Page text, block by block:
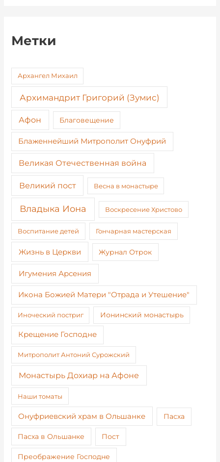
Метки
Архангел Михаил
Архимандрит Григорий (Зумис)
Афон Благовещение
Блаженнейший Митрополит Онуфрий
Великая Отечественная война
Великий пост Весна в монастыре
Владыка Иона Воскресение Христово
Воспитание детей Гончарная мастерская
Жизнь в Церкви Журнал Отрок
Игумения Арсения
Икона Божией Матери "Отрада и Утешение"
Иноческий постриг Ионинский монастырь
Крещение Господне
Митрополит Антоний Сурожский
Монастырь Дохиар на Афоне
Наши томаты
Онуфриевский храм в Ольшанке Пасха
Пасха в Ольшанке Пост
Преображение Господне